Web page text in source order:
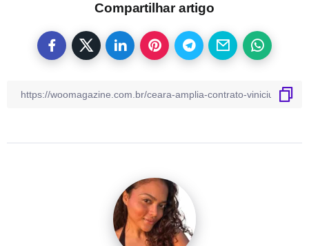
Compartilhar artigo